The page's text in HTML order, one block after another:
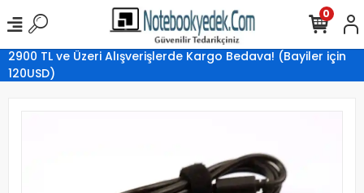
2900 TL ve Üzeri Alışverişlerde Kargo Bedava! (Bayiler için
120USD)
0